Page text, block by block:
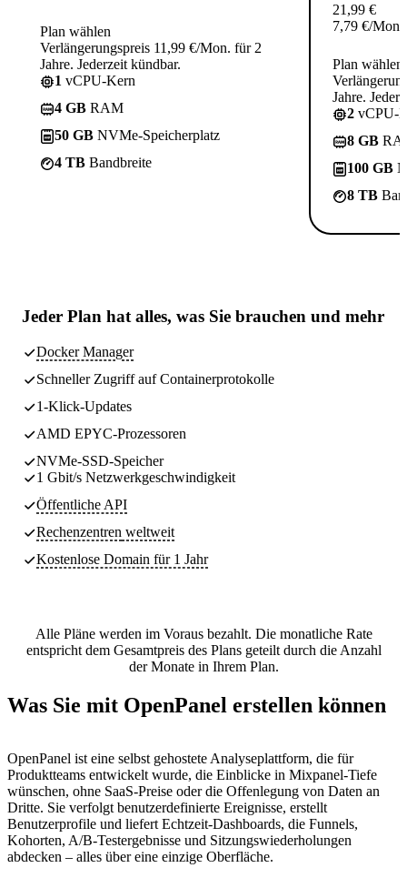
Plan wählen
Verlängerungspreis 11,99 €/Mon. für 2
Jahre. Jederzeit kündbar.
1 vCPU-Kern
4 GB RAM
50 GB NVMe-Speicherplatz
4 TB Bandbreite
21,99 €
7,79 €/Mon.
Plan wählen
Jahre.
2 vCPU-
8 GB
100 GB
8 TB
Jeder Plan hat alles, was Sie brauchen und mehr
Docker Manager
Schneller Zugriff auf Containerprotokolle
1-Klick-Updates
AMD EPYC-Prozessoren
NVMe-SSD-Speicher
1 Gbit/s Netzwerkgeschwindigkeit
Öffentliche API
Rechenzentren weltweit
Kostenlose Domain für 1 Jahr
Alle Pläne werden im Voraus bezahlt. Die monatliche Rate
entspricht dem Gesamtpreis des Plans geteilt durch die Anzahl
der Monate in Ihrem Plan.
Was Sie mit OpenPanel erstellen können
OpenPanel ist eine selbst gehostete Analyseplattform, die für
Produktteams entwickelt wurde, die Einblicke in Mixpanel-Tiefe
wünschen, ohne SaaS-Preise oder die Offenlegung von Daten an
Dritte. Sie verfolgt benutzerdefinierte Ereignisse, erstellt
Benutzerprofile und liefert Echtzeit-Dashboards, die Funnels,
Kohorten, A/B-Testergebnisse und Sitzungswiederholungen
abdecken – alles über eine einzige Oberfläche.